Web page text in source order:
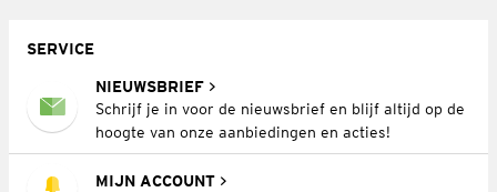
SERVICE
NIEUWSBRIEF
Schrijf je in voor de nieuwsbrief en blijf altijd op de
hoogte van onze aanbiedingen en acties!
MIJN ACCOUNT